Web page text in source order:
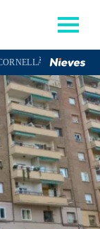
DE LLOBREGAT29,5°